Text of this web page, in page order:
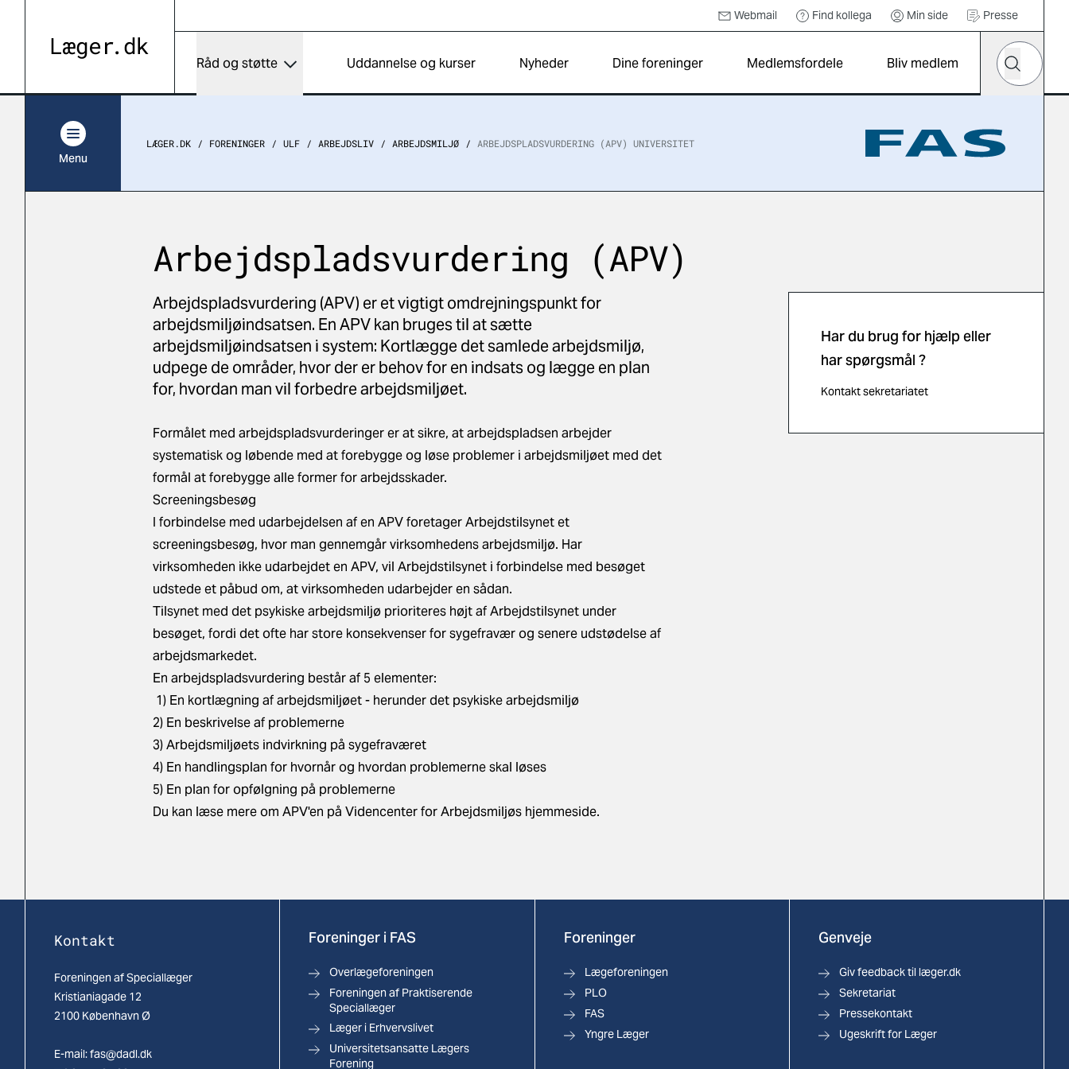
Webmail Find kollega Min side Presse
Råd og støtte Uddannelse og kurser Nyheder Dine foreninger Medlemsfordele Bliv medlem
Hvad leder
Søg
Menu
LÆGER.DK FORENINGER ULF ARBEJDSLIV ARBEJDSMILJØ ARBEJDSPLADSVURDERING (APV) UNIVERSITET
Arbejdspladsvurdering (APV)
Arbejdspladsvurdering (APV) er et vigtigt omdrejningspunkt for
arbejdsmiljøindsatsen. En APV kan bruges til at sætte
arbejdsmiljøindsatsen i system: Kortlægge det samlede arbejdsmiljø,
udpege de områder, hvor der er behov for en indsats og lægge en plan
for, hvordan man vil forbedre arbejdsmiljøet.
Formålet med arbejdspladsvurderinger er at sikre, at arbejdspladsen arbejder
systematisk og løbende med at forebygge og løse problemer i arbejdsmiljøet med det
formål at forebygge alle former for arbejdsskader.
Screeningsbesøg
I forbindelse med udarbejdelsen af en APV foretager Arbejdstilsynet et
screeningsbesøg, hvor man gennemgår virksomhedens arbejdsmiljø. Har
virksomheden ikke udarbejdet en APV, vil Arbejdstilsynet i forbindelse med besøget
udstede et påbud om, at virksomheden udarbejder en sådan.
Tilsynet med det psykiske arbejdsmiljø prioriteres højt af Arbejdstilsynet under
besøget, fordi det ofte har store konsekvenser for sygefravær og senere udstødelse af
arbejdsmarkedet.
En arbejdspladsvurdering består af 5 elementer:
1) En kortlægning af arbejdsmiljøet - herunder det psykiske arbejdsmiljø
2) En beskrivelse af problemerne
3) Arbejdsmiljøets indvirkning på sygefraværet
4) En handlingsplan for hvornår og hvordan problemerne skal løses
5) En plan for opfølgning på problemerne
Du kan læse mere om APV'en på Videncenter for Arbejdsmiljøs hjemmeside.
Har du brug for hjælp eller
har spørgsmål ?
Kontakt sekretariatet
Kontakt
Foreningen af Speciallæger
Kristianiagade 12
2100 København Ø
E-mail:fas@dadl.dk
Foreninger i FAS
Overlægeforeningen
Foreningen af Praktiserende
Speciallæger
Læger i Erhvervslivet
Universitetsansatte Lægers
Forening
Foreninger
Lægeforeningen
PLO
FAS
Yngre Læger
Genveje
Giv feedback til læger.dk
Sekretariat
Pressekontakt
Ugeskrift for Læger